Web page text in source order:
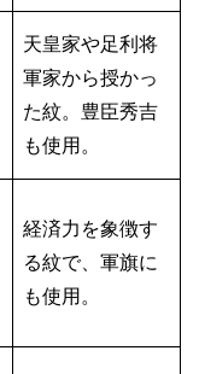
天皇家や足利将
軍家から授かっ
た紋。豊臣秀吉
も使用。
経済力を象徴す
る紋で、軍旗に
も使用。